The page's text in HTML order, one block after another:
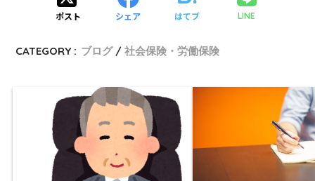
ポスト シェア はてブ LINE
CATEGORY : ブログ 社会保険・労働保険